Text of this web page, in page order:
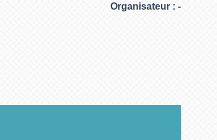
Organisateur : -